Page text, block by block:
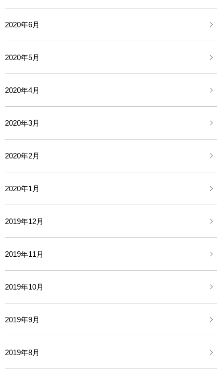
2020年6月
2020年5月
2020年4月
2020年3月
2020年2月
2020年1月
2019年12月
2019年11月
2019年10月
2019年9月
2019年8月